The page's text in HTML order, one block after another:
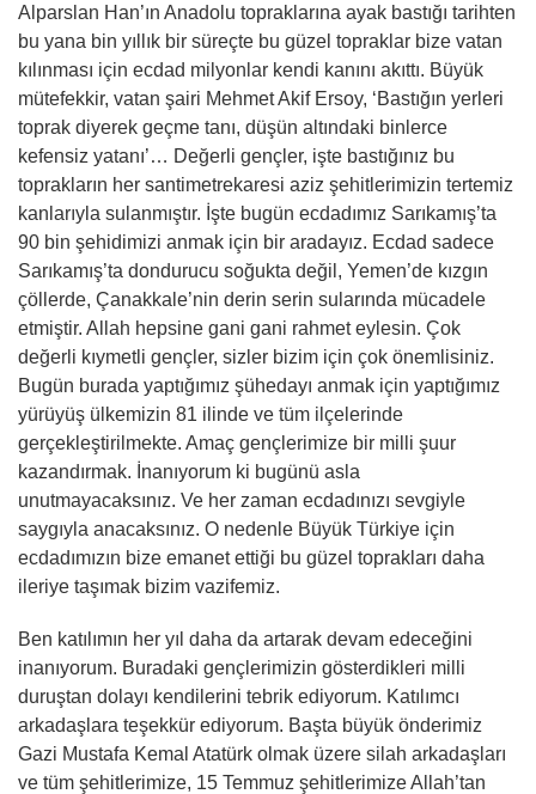
Alparslan Han’ın Anadolu topraklarına ayak bastığı tarihten
bu yana bin yıllık bir süreçte bu güzel topraklar bize vatan
kılınması için ecdad milyonlar kendi kanını akıttı. Büyük
mütefekkir, vatan şairi Mehmet Akif Ersoy, ‘Bastığın yerleri
toprak diyerek geçme tanı, düşün altındaki binlerce
kefensiz yatanı’… Değerli gençler, işte bastığınız bu
toprakların her santimetrekaresi aziz şehitlerimizin tertemiz
kanlarıyla sulanmıştır. İşte bugün ecdadımız Sarıkamış’ta
90 bin şehidimizi anmak için bir aradayız. Ecdad sadece
Sarıkamış’ta dondurucu soğukta değil, Yemen’de kızgın
çöllerde, Çanakkale’nin derin serin sularında mücadele
etmiştir. Allah hepsine gani gani rahmet eylesin. Çok
değerli kıymetli gençler, sizler bizim için çok önemlisiniz.
Bugün burada yaptığımız şühedayı anmak için yaptığımız
yürüyüş ülkemizin 81 ilinde ve tüm ilçelerinde
gerçekleştirilmekte. Amaç gençlerimize bir milli şuur
kazandırmak. İnanıyorum ki bugünü asla
unutmayacaksınız. Ve her zaman ecdadınızı sevgiyle
saygıyla anacaksınız. O nedenle Büyük Türkiye için
ecdadımızın bize emanet ettiği bu güzel toprakları daha
ileriye taşımak bizim vazifemiz.
Ben katılımın her yıl daha da artarak devam edeceğini
inanıyorum. Buradaki gençlerimizin gösterdikleri milli
duruştan dolayı kendilerini tebrik ediyorum. Katılımcı
arkadaşlara teşekkür ediyorum. Başta büyük önderimiz
Gazi Mustafa Kemal Atatürk olmak üzere silah arkadaşları
ve tüm şehitlerimize, 15 Temmuz şehitlerimize Allah’tan